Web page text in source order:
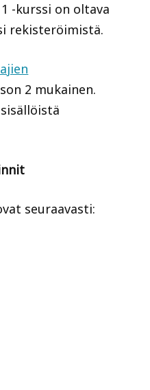
-kurssi on oltava
rekisteröimistä.
2 mukainen.
seuraavasti: